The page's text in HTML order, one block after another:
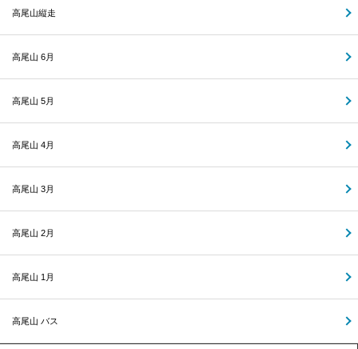
高尾山縦走
高尾山 6月
高尾山 5月
高尾山 4月
高尾山 3月
高尾山 2月
高尾山 1月
高尾山 バス